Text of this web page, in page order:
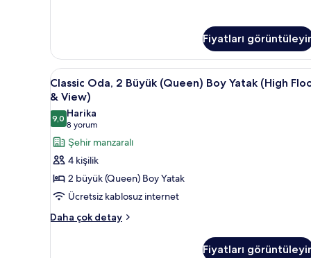
Yatak
hakkında
daha
fazla
detay
Fiyatları
Classic
Oda,
2
Büyük
(Queen)
Boy
Yatak
(High
Floor
&
Kaliteli yatak takımı, odada
5
Classic Oda, 2 Büyük (Queen) Boy Yatak (High
& View)
9,09,0 / 10
Harika
8 yorum
(8
yorum)
Şehir manzaralı
4 kişilik
2 büyük (Queen) Boy Yatak
Ücretsiz kablosuz internet
Daha çok detay
Classic
Fiyatları